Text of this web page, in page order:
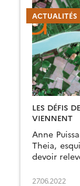
ACTUALITÉS
LES DÉFIS
VIENNENT
Anne
Theia,
devoir
27.06.2022